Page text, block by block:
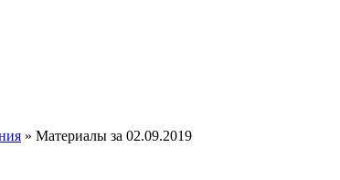
» Материалы за 02.09.2019